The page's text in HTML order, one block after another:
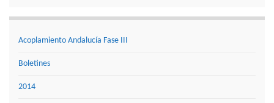
Acoplamiento Andalucía Fase III
Boletines
2014